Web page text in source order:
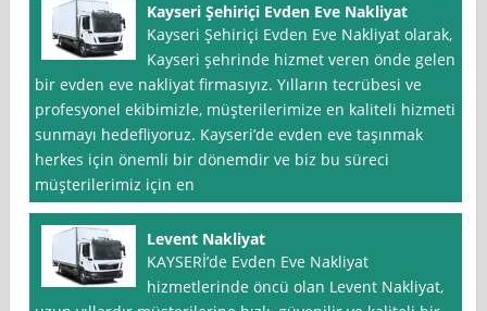
Kayseri Şehiriçi Evden Eve Nakliyat
Kayseri Şehiriçi Evden Eve Nakliyat olarak,
Kayseri şehrinde hizmet veren önde gelen
bir evden eve nakliyat firmasıyız. Yılların tecrübesi ve
profesyonel ekibimizle, müşterilerimize en kaliteli hizmeti
sunmayı hedefliyoruz. Kayseri’de evden eve taşınmak
herkes için önemli bir dönemdir ve biz bu süreci
müşterilerimiz için en
Levent Nakliyat
KAYSERİ’de Evden Eve Nakliyat
hizmetlerinde öncü olan Levent Nakliyat,